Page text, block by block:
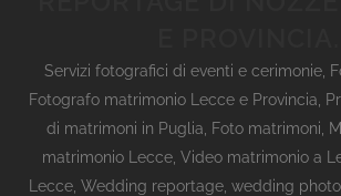
Servizi fotografici di eventi e cerimonie,
Fotografo matrimonio Lecce e Provincia
di matrimoni in Puglia
Foto matrimoni
matrimonio Lecce Video matrimonio a
Lecce, Wedding reportage, wedding